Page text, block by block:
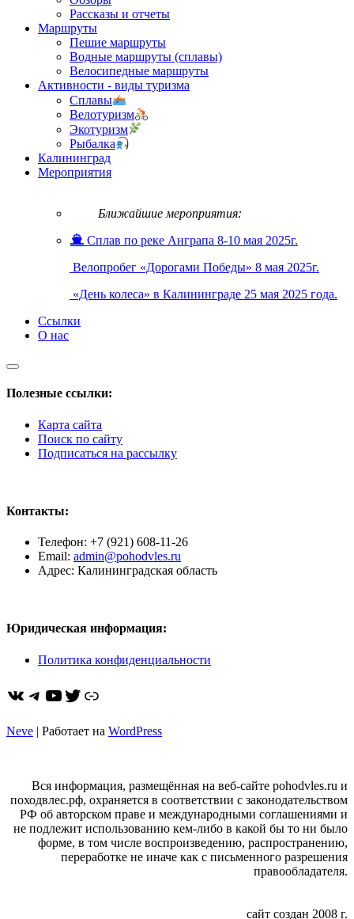
Рассказы и отчеты
Маршруты
Пешие маршруты
Водные маршруты (сплавы)
Велосипедные маршруты
Активности - виды туризма
Сплавы
Велотуризм
Экотуризм
Рыбалка
Калининград
Мероприятия
Ближайшие мероприятия:
Сплав по реке Анграпа 8-10 мая 2025г.
Велопробег «Дорогами Победы» 8 мая 2025г.
«День колеса» в Калининграде 25 мая 2025 года.
Ссылки
О нас
Полезные ссылки:
Карта сайта
Поиск по сайту
Подписаться на рассылку
Контакты:
Телефон: +7 (921) 608-11-26
Email: admin@pohodvles.ru
Адрес: Калининградская область
Юридическая информация:
Политика конфиденциальности
ВКонтакте
Telegram
YouTube
Twitter
https://dzen.ru/pohodvles
Neve | Работает на WordPress
Вся информация, размещённая на веб-сайте pohodvles.ru и
походвлес.рф, охраняется в соответствии с законодательством
РФ об авторском праве и международными соглашениями и
не подлежит использованию кем-либо в какой бы то ни было
форме, в том числе воспроизведению, распространению,
переработке не иначе как с письменного разрешения
правообладателя.
сайт создан 2008 г.